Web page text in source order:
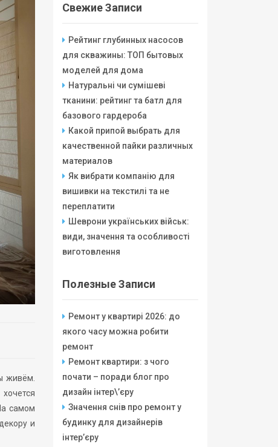
живём.
самом
и
Свежие Записи
Рейтинг глубинных насосов
для скважины: ТОП бытовых
моделей для дома
Натуральні чи сумішеві
тканини: рейтинг та батл для
базового гардероба
Какой припой выбрать для
качественной пайки различных
материалов
Як вибрати компанію для
вишивки на текстилі та не
переплатити
Шеврони українських військ:
види, значення та особливості
виготовлення
Полезные Записи
Ремонт у квартирі 2026: до
якого часу можна робити
ремонт
Ремонт квартири: з чого
почати – поради блог про
дизайн інтер\’єру
Значення снів про ремонт у
будинку для дизайнерів
інтер’єру